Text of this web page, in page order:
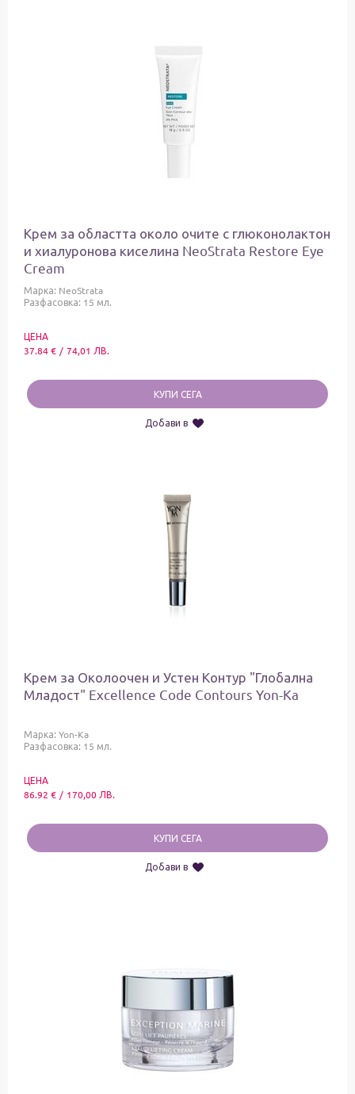
Крем за областта около очите с глюконолактон
и хиалуронова киселина NeoStrata Restore Eye
Cream
Марка: NeoStrata
Разфасовка: 15 мл.
ЦЕНА
37.84€ / 74,01 ЛВ.
КУПИ СЕГА
Добави в
Крем за Околоочен и Устен Контур "Глобална
Младост" Excellence Code Contours Yon-Ka
Марка: Yon-Ka
Разфасовка: 15 мл.
ЦЕНА
86.92 € / 170,00 ЛВ.
КУПИ СЕГА
Добави в